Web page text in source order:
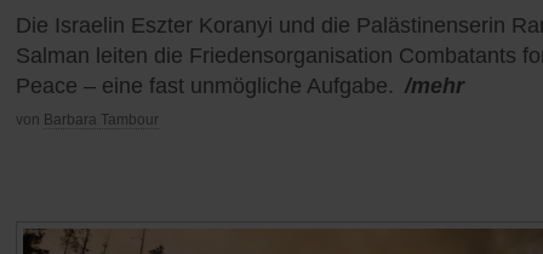
Die Israelin Eszter Koranyi und die Palästinenserin
Salman leiten die Friedensorganisation Combatants
Peace – eine fast unmögliche Aufgabe. /mehr
von Barbara Tambour